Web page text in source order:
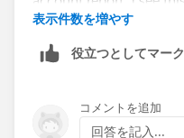
表示件数を増やす
役立つとしてマーク
コメントを追加
回答を記入...